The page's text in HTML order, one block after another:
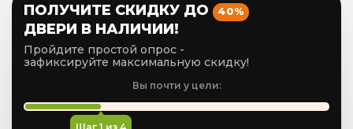
ПОЛУЧИТЕ СКИДКУ ДО 40%
ДВЕРИ В НАЛИЧИИ!
Пройдите простой опрос -
зафиксируйте максимальную скидку!
Вы почти у цели: